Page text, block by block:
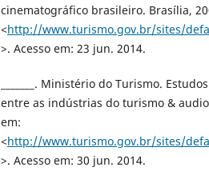
cinematográfico brasileiro. Brasília,
<http://www.turismo.gov.br/sites/
>. Acesso em: 23 jun. 2014.
_______. Ministério do Turismo.
entre as indústrias do turismo &
em:
<http://www.turismo.gov.br/sites/
>. Acesso em: 30 jun. 2014.